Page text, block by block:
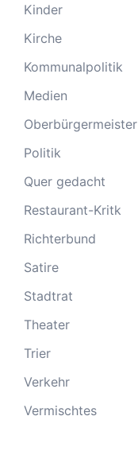
Kinder
Kirche
Kommunalpolitik
Medien
Oberbürgermeister
Politik
Quer gedacht
Restaurant-Kritk
Richterbund
Satire
Stadtrat
Theater
Trier
Verkehr
Vermischtes